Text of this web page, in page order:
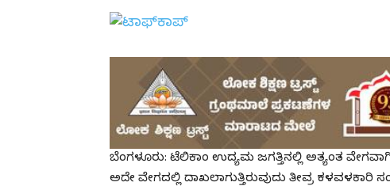
ಬೆಂಗಳೂರು: ಟೆಲಿಕಾಂ ಉದ್ಯಮ ಜಗತ್ತಿನಲ್ಲಿ ಅತ್ಯಂತ
ಅದೇ ವೇಗದಲ್ಲಿ ದಾಖಲಾಗುತ್ತಿರುವುದು ತೀವ್ರ ಕಳವಳಕಾರಿ